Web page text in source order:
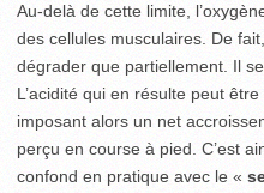
Au-delà de cette limite,
des cellules musculaires. De
dégrader que partiellement. Il
L’acidité qui en résulte peut
imposant alors un net
perçu en course à pied. C’est
confond en pratique avec le «